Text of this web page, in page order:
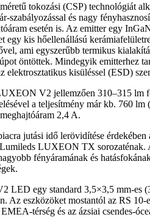
tokozási (CSP) technológiát
szabályozással és nagy
esetén is. Az emitter egy
kis hőellenállású
ami egyszerűbb termikus
öntöttek. Mindegyik emitterhez
elektrosztatikus kisüléssel (ESD)
V2 jellemzően 310–315 lm
a teljesítmény már kb. 760 lm
2,4 A.
jutási idő lerövidítése érdekében
LUXEON TX sorozaténak.
fényáramának és
LED egy standard 3,5×3,5 mm-es
Az eszközöket mostantól az RS 10-
térség és az ázsiai csendes-